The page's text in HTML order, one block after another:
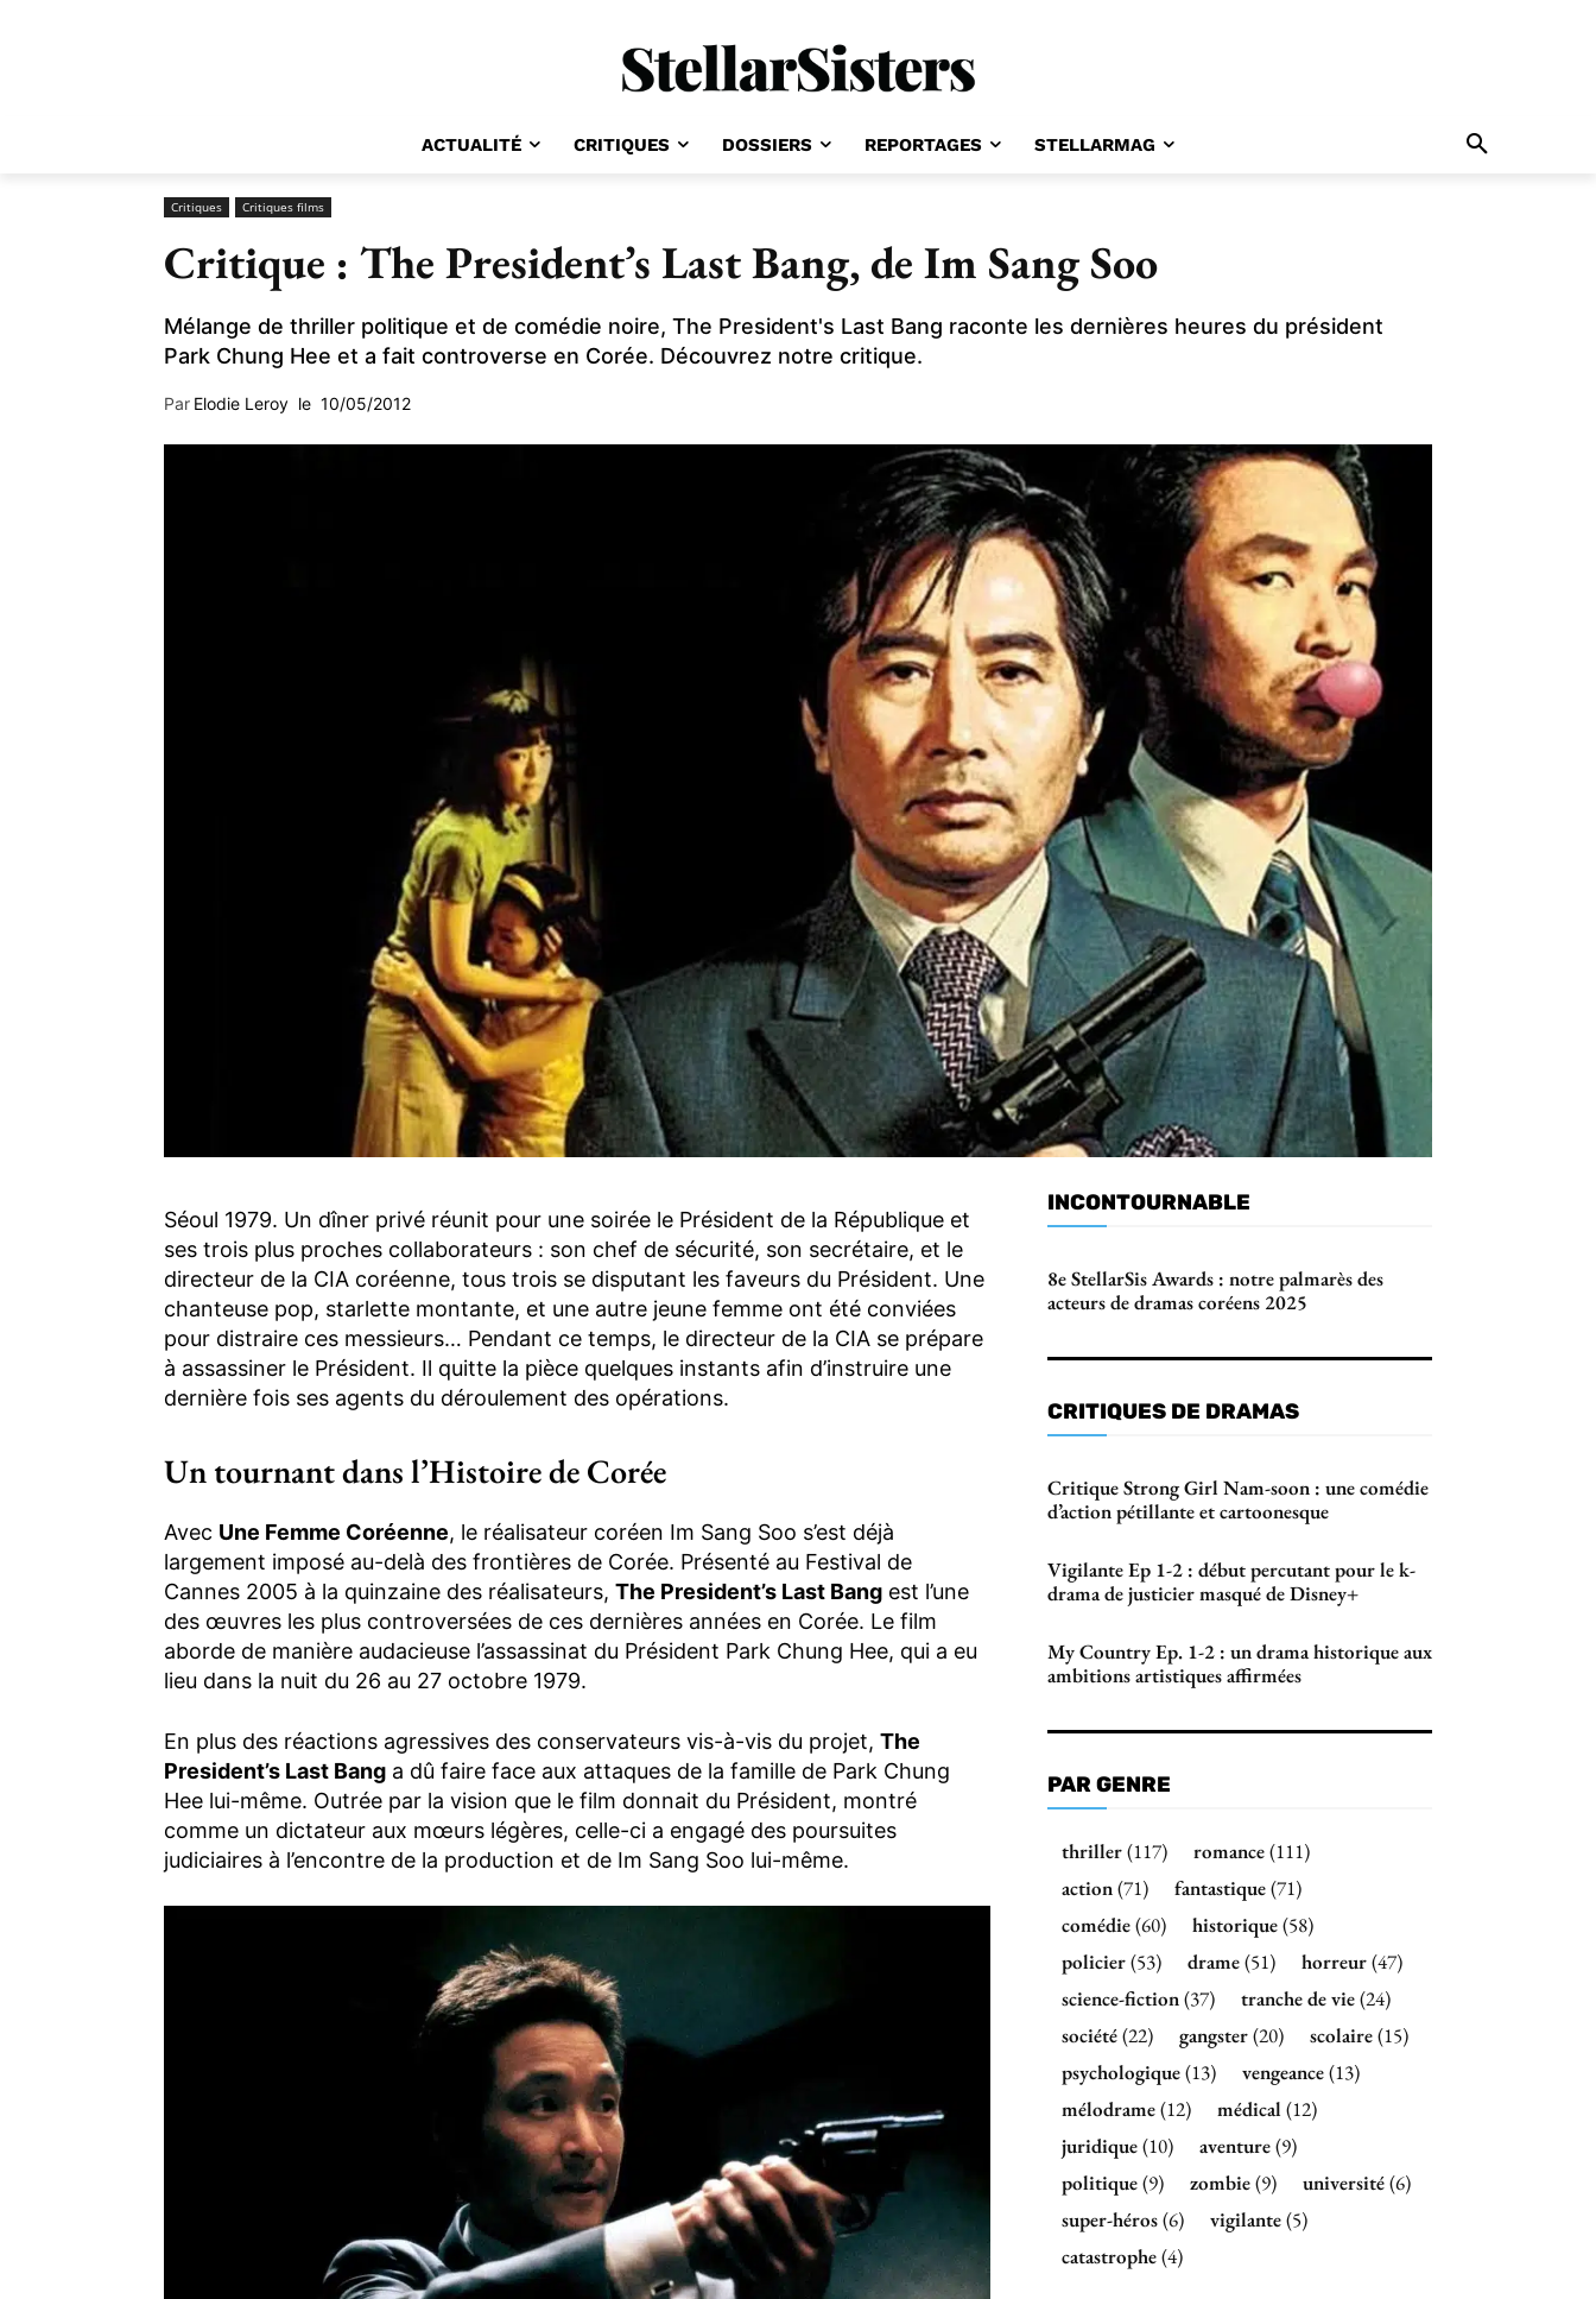
ACTUALITÉ CRITIQUES DOSSIERS REPORTAGES STELLARMAG
Critiques Critiques films
Critique : The President’s Last Bang, de Im Sang Soo
Mélange de thriller politique et de comédie noire, The President's Last Bang raconte les dernières heures du président
Park Chung Hee et a fait controverse en Corée. Découvrez notre critique.
Par Elodie Leroy le 10/05/2012
Séoul 1979. Un dîner privé réunit pour une soirée le Président de la République et
ses trois plus proches collaborateurs : son chef de sécurité, son secrétaire, et le
directeur de la CIA coréenne, tous trois se disputant les faveurs du Président. Une
chanteuse pop, starlette montante, et une autre jeune femme ont été conviées
pour distraire ces messieurs… Pendant ce temps, le directeur de la CIA se prépare
à assassiner le Président. Il quitte la pièce quelques instants afin d’instruire une
dernière fois ses agents du déroulement des opérations.
Un tournant dans l’Histoire de Corée
Avec Une Femme Coréenne, le réalisateur coréen Im Sang Soo s’est déjà
largement imposé au-delà des frontières de Corée. Présenté au Festival de
Cannes 2005 à la quinzaine des réalisateurs, The President’s Last Bang est l’une
des œuvres les plus controversées de ces dernières années en Corée. Le film
aborde de manière audacieuse l’assassinat du Président Park Chung Hee, qui a eu
lieu dans la nuit du 26 au 27 octobre 1979.
En plus des réactions agressives des conservateurs vis-à-vis du projet, The
President’s Last Bang a dû faire face aux attaques de la famille de Park Chung
Hee lui-même. Outrée par la vision que le film donnait du Président, montré
comme un dictateur aux mœurs légères, celle-ci a engagé des poursuites
judiciaires à l’encontre de la production et de Im Sang Soo lui-même.
INCONTOURNABLE
8e StellarSis Awards : notre palmarès des
acteurs de dramas coréens 2025
CRITIQUES DE DRAMAS
Critique Strong Girl Nam-soon : une comédie
d’action pétillante et cartoonesque
Vigilante Ep 1-2 : début percutant pour le k-
drama de justicier masqué de Disney+
My Country Ep. 1-2 : un drama historique aux
ambitions artistiques affirmées
PAR GENRE
thriller(117) romance(111)
action(71) fantastique(71)
comédie(60) historique(58)
policier(53) drame(51) horreur(47)
science-fiction(37) tranche de vie(24)
société(22) gangster(20) scolaire(15)
psychologique(13) vengeance(13)
mélodrame(12) médical(12)
juridique(10) aventure(9)
politique(9) zombie(9) université(6)
super-héros(6) vigilante(5)
catastrophe(4)